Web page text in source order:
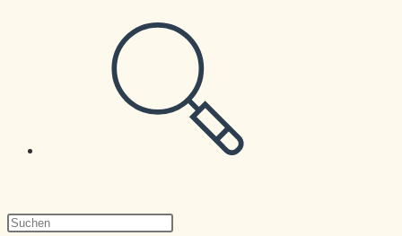
umschalten
Press